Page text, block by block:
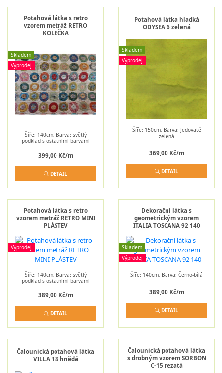
Potahová látka s retro
vzorem metráž RETRO
KOLEČKA
Skladem
Výprodej
Šíře: 140cm, Barva: světlý
podklad s ostatními barvami
399,00 Kč/m
DETAIL
Potahová látka hladká
ODYSEA 6 zelená
Skladem
Výprodej
Šíře: 150cm, Barva: Jedovatě
zelená
369,00 Kč/m
DETAIL
Potahová látka s retro
vzorem metráž RETRO MINI
PLÁSTEV
Výprodej
Šíře: 140cm, Barva: světlý
podklad s ostatními barvami
389,00 Kč/m
DETAIL
Dekorační látka s
geometrickým vzorem
ITALIA TOSCANA 92 140
Skladem
Výprodej
Šíře: 140cm, Barva: Černo-bílá
389,00 Kč/m
DETAIL
Čalounická potahová látka
VILLA 18 hnědá
Čalounická potahová látka
s drobným vzorem SORBON
C-15 rezatá